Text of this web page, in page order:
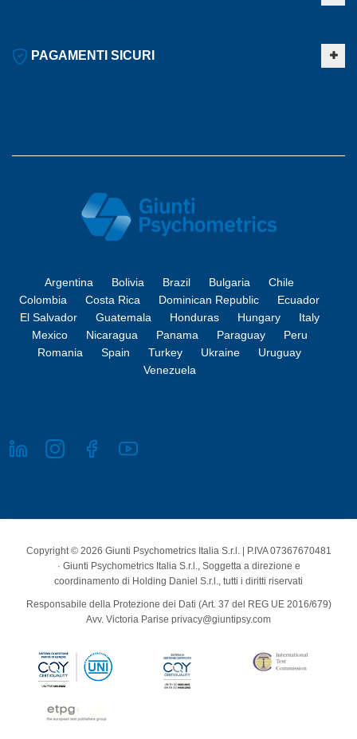
PAGAMENTI SICURI
Argentina Bolivia Brazil Bulgaria
Chile
Colombia
Costa Rica Dominican Republic
Ecuador
El Salvador
Guatemala Honduras Hungary
Italy
Mexico
Nicaragua Panama Paraguay
Peru
Romania
Spain Turkey Ukraine
Uruguay
Venezuela
Copyright © 2026 Giunti Psychometrics Italia S.r.l. | P.IVA 07367670481
· Giunti Psychometrics Italia S.r.l., Soggetta a direzione e
coordinamento di Holding Daniel S.r.l., tutti i diritti riservati
Responsabile della Protezione dei Dati (Art. 37 del REG UE 2016/679)
Avv. Victoria Parise privacy@giuntipsy.com